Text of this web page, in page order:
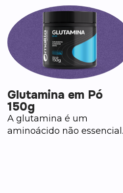
e alta intensidade.
Glutamina em Pó
150g
A glutamina é um
aminoácido não essencial